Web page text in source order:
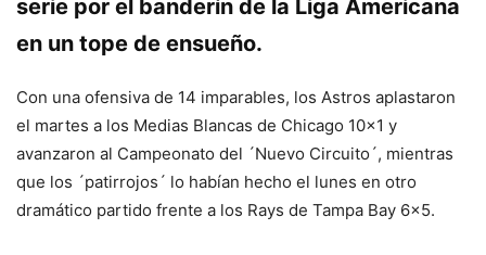
serie por el banderín de la Liga Americana
en un tope de ensueño.
Con una ofensiva de 14 imparables, los Astros aplastaron
el martes a los Medias Blancas de Chicago 10×1 y
avanzaron al Campeonato del ´Nuevo Circuito´, mientras
que los ´patirrojos´ lo habían hecho el lunes en otro
dramático partido frente a los Rays de Tampa Bay 6×5.